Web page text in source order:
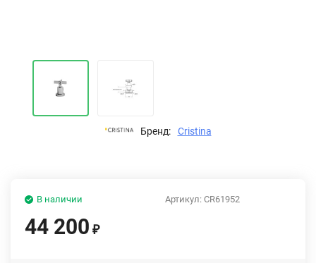
Бренд: Cristina
Артикул: CR61952
В наличии
44 200 ₽